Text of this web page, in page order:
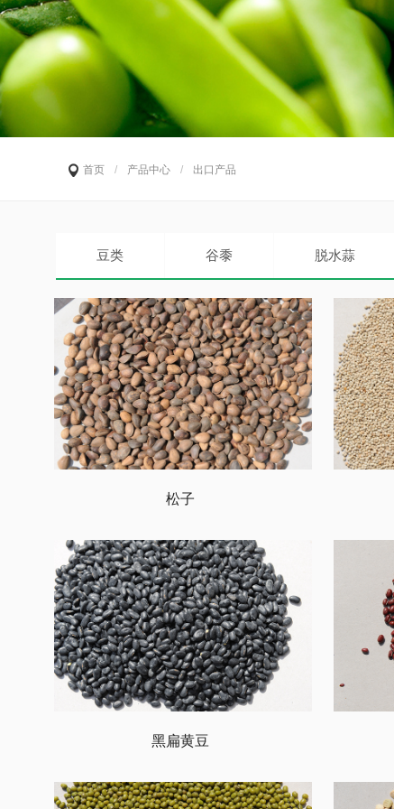
首页 / 产品中心 / 出口产品
豆类 谷黍 脱水蒜
松子
黑扁黄豆